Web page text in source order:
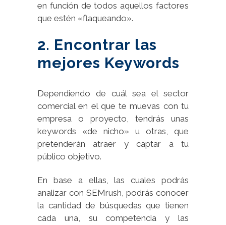
en función de todos aquellos factores
que estén «flaqueando».
2. Encontrar las
mejores Keywords
Dependiendo de cuál sea el sector
comercial en el que te muevas con tu
empresa o proyecto, tendrás unas
keywords «de nicho» u otras, que
pretenderán atraer y captar a tu
público objetivo.
En base a ellas, las cuales podrás
analizar con SEMrush, podrás conocer
la cantidad de búsquedas que tienen
cada una, su competencia y las